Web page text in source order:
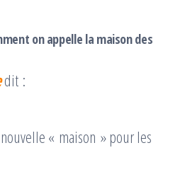
on appelle la maison des
dit :
« maison » pour les